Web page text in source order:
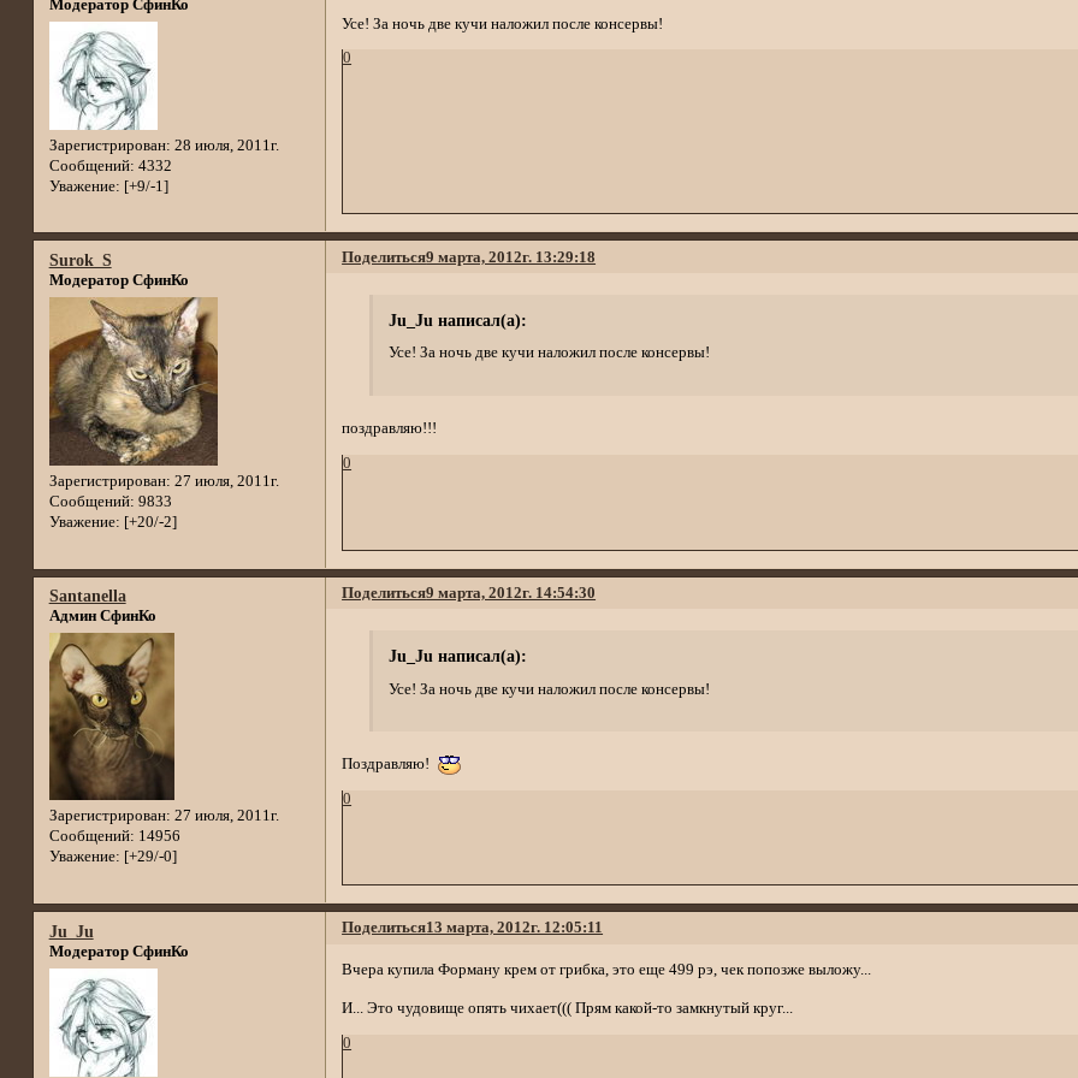
Модератор СфинКо
Зарегистрирован: 28 июля, 2011г.
Сообщений: 4332
Уважение: [+9/-1]
Усе! За ночь две кучи наложил после консервы!
0
Поделиться9 марта, 2012г. 13:29:18
Surok_S
Модератор СфинКо
Зарегистрирован: 27 июля, 2011г.
Сообщений: 9833
Уважение: [+20/-2]
Ju_Ju написал(а):
Усе! За ночь две кучи наложил после консервы!
поздравляю!!!
0
Поделиться9 марта, 2012г. 14:54:30
Santanella
Админ СфинКо
Зарегистрирован: 27 июля, 2011г.
Сообщений: 14956
Уважение: [+29/-0]
Ju_Ju написал(а):
Усе! За ночь две кучи наложил после консервы!
Поздравляю!
0
Поделиться13 марта, 2012г. 12:05:11
Ju_Ju
Модератор СфинКо
Вчера купила Форману крем от грибка, это еще 499 рэ, чек попозже выложу...
И... Это чудовище опять чихает((( Прям какой-то замкнутый круг...
0